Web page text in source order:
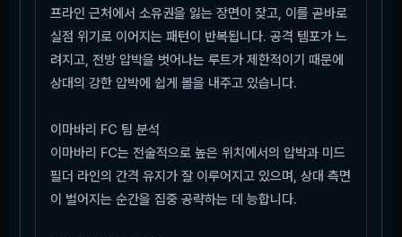
프라인 근처에서 소유권을 잃는 장면이 잦고, 이를 곧바로
실점 위기로 이어지는 패턴이 반복됩니다. 공격 템포가 느
려지고, 전방 압박을 벗어나는 루트가 제한적이기 때문에
상대의 강한 압박에 쉽게 볼을 내주고 있습니다.
이마바리 FC 팀 분석
이마바리 FC는 전술적으로 높은 위치에서의 압박과 미드
필더 라인의 간격 유지가 잘 이루어지고 있으며, 상대 측면
이 벌어지는 순간을 집중 공략하는 데 능합니다.